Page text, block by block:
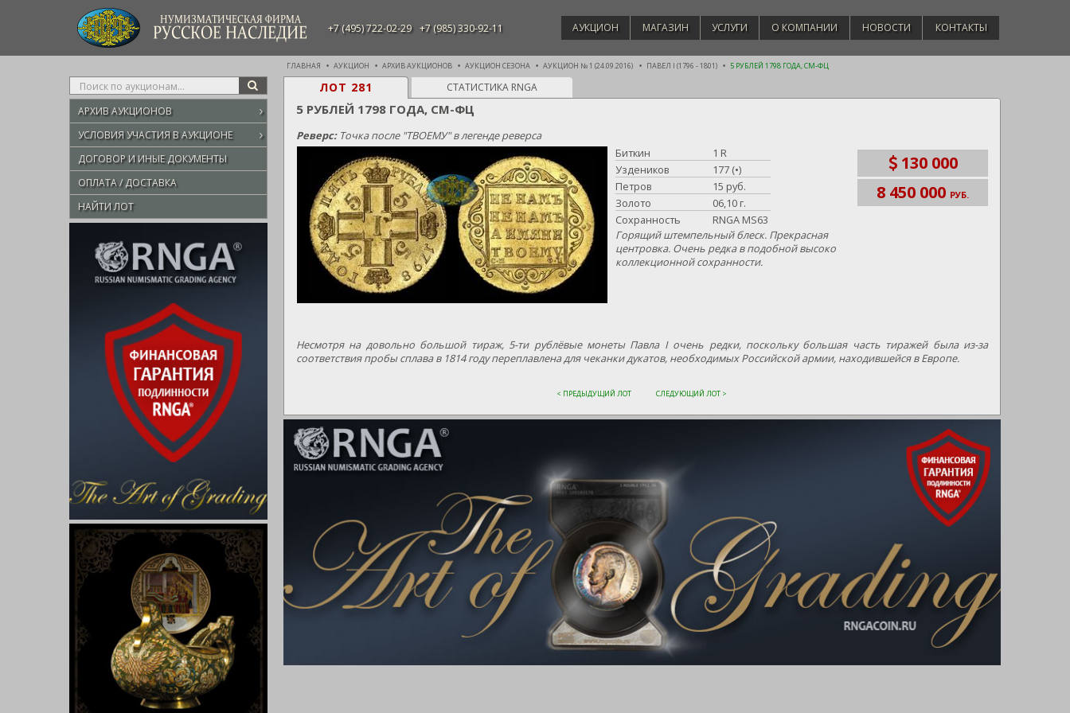
НУМИЗМАТИЧЕСКАЯ ФИРМА
РУССКОЕ НАСЛЕДИЕ +7 (495) 722-02-29 +7 (985) 330-92-11 АУКЦИОН МАГАЗИН УСЛУГИ О КОМПАНИИ НОВОСТИ КОНТАКТЫ
ГЛАВНАЯ АУКЦИОН АРХИВ АУКЦИОНОВ АУКЦИОН СЕЗОНА АУКЦИОН № 1 (24.09.2016) ПАВЕЛ I (1796 - 1801) 5 РУБЛЕЙ 1798 ГОДА, СМ-ФЦ
Type
your
search
here
SEARCH
АРХИВ АУКЦИОНОВ
УСЛОВИЯ УЧАСТИЯ В АУКЦИОНЕ
ДОГОВОР И ИНЫЕ ДОКУМЕНТЫ
ОПЛАТА / ДОСТАВКА
НАЙТИ ЛОТ
ЛОТ 281 СТАТИСТИКА RNGA
5 РУБЛЕЙ 1798 ГОДА, СМ-ФЦ
Реверс:Точка после "ТВОЕМУ" в легенде реверса
Биткин
1 R
Уздеников
177 (•)
Петров
15 руб.
Золото
06,10 г.
Сохранность
RNGA MS63
Горящий штемпельный блеск. Прекрасная
центровка. Очень редка в подобной высоко
коллекционной сохранности.
130 000
8 450 000 РУБ.
Несмотря на довольно большой тираж, 5-ти рублёвые монеты Павла I очень редки, поскольку большая часть тиражей была из-за
соответствия пробы сплава в 1814 году переплавлена для чеканки дукатов, необходимых Российской армии, находившейся в Европе.
< ПРЕДЫДУЩИЙ ЛОТ СЛЕДУЮЩИЙ ЛОТ >